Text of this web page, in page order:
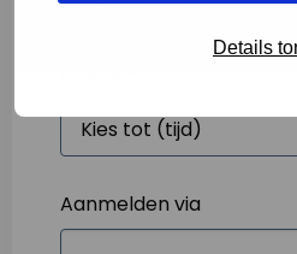
Details
Aanmelden via